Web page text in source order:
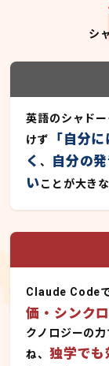
シ
英語のシャド
けず
「自分
く、
自分の
いことが大き
Claude Code
価・シンク
クノロジーの
ね、独学でも